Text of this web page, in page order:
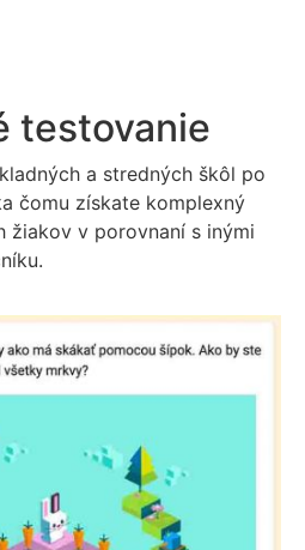
testovanie
a stredných škôl po
čomu získate komplexný
žiakov v porovnaní s inými